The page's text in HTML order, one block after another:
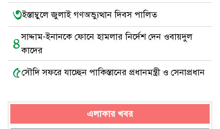
৩ইস্তাম্বুলে জুলাই গণঅভ্যুত্থান দিবস পালিত
৪সাদ্দাম-ইনানকে ফোনে হামলার নির্দেশ দেন ওবায়দুল
কাদের
৫সৌদি সফরে যাচ্ছেন পাকিস্তানের প্রধানমন্ত্রী ও সেনাপ্রধান
এলাকার খবর